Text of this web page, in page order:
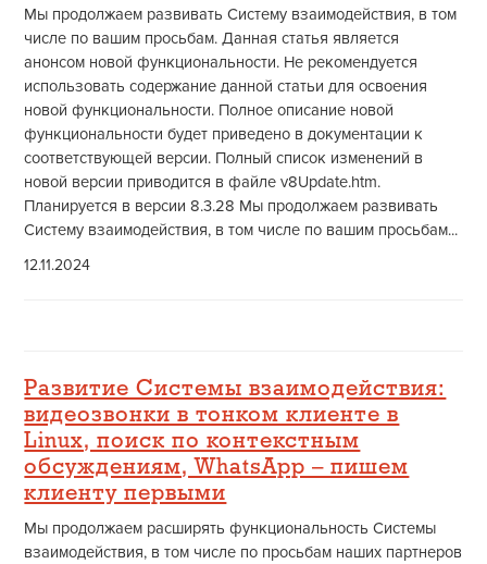
Мы продолжаем развивать Систему взаимодействия, в том
числе по вашим просьбам. Данная статья является
анонсом новой функциональности. Не рекомендуется
использовать содержание данной статьи для освоения
новой функциональности. Полное описание новой
функциональности будет приведено в документации к
соответствующей версии. Полный список изменений в
новой версии приводится в файле v8Update.htm.
Планируется в версии 8.3.28 Мы продолжаем развивать
Систему взаимодействия, в том числе по вашим просьбам...
12.11.2024
Развитие Системы взаимодействия:
видеозвонки в тонком клиенте в
Linux, поиск по контекстным
обсуждениям, WhatsApp – пишем
клиенту первыми
Мы продолжаем расширять функциональность Системы
взаимодействия, в том числе по просьбам наших партнеров